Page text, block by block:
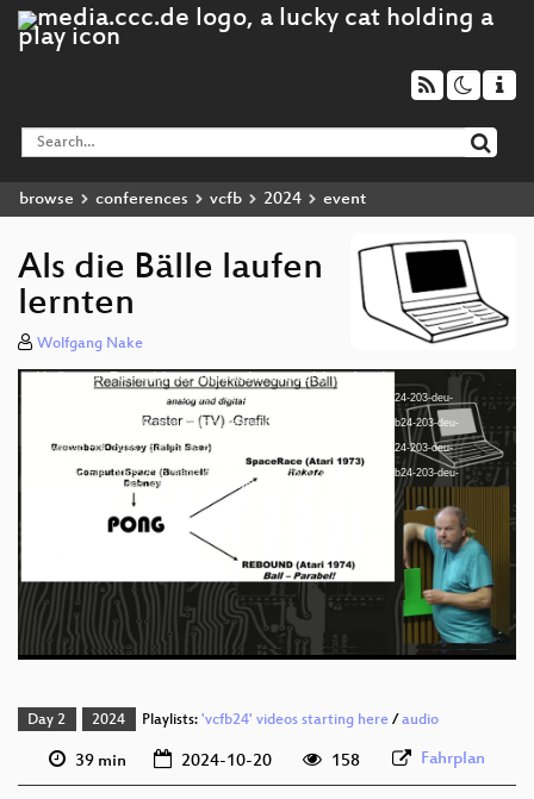
browse conferences vcfb 2024 event
Als die Bälle laufen
lernten
Wolfgang Nake
Media error: Format(s) not supported or source(s) not found
Download File: https://cdn.media.ccc.de/events/vcfb/2024/h264-hd/vcfb24-203-deu-
Als_die_Baelle_laufen_lernten_hd.mp4
Download File: https://cdn.media.ccc.de/events/vcfb/2024/webm-hd/vcfb24-203-deu-
Download File: https://cdn.media.ccc.de/events/vcfb/2024/h264-sd/vcfb24-203-deu-
Download File: https://cdn.media.ccc.de/events/vcfb/2024/webm-sd/vcfb24-203-deu-
Als_die_Baelle_laufen_lernten_webm-sd.webm
deu 1080p (mp4)
deu 1080p (webm)
deu 576p (mp4)
deu 576p (webm)
Day 2 2024 Playlists: 'vcfb24' videos starting here/ audio
39 min 2024-10-20 158 Fahrplan